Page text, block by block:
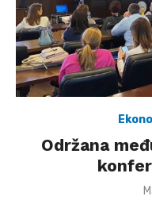
Održana